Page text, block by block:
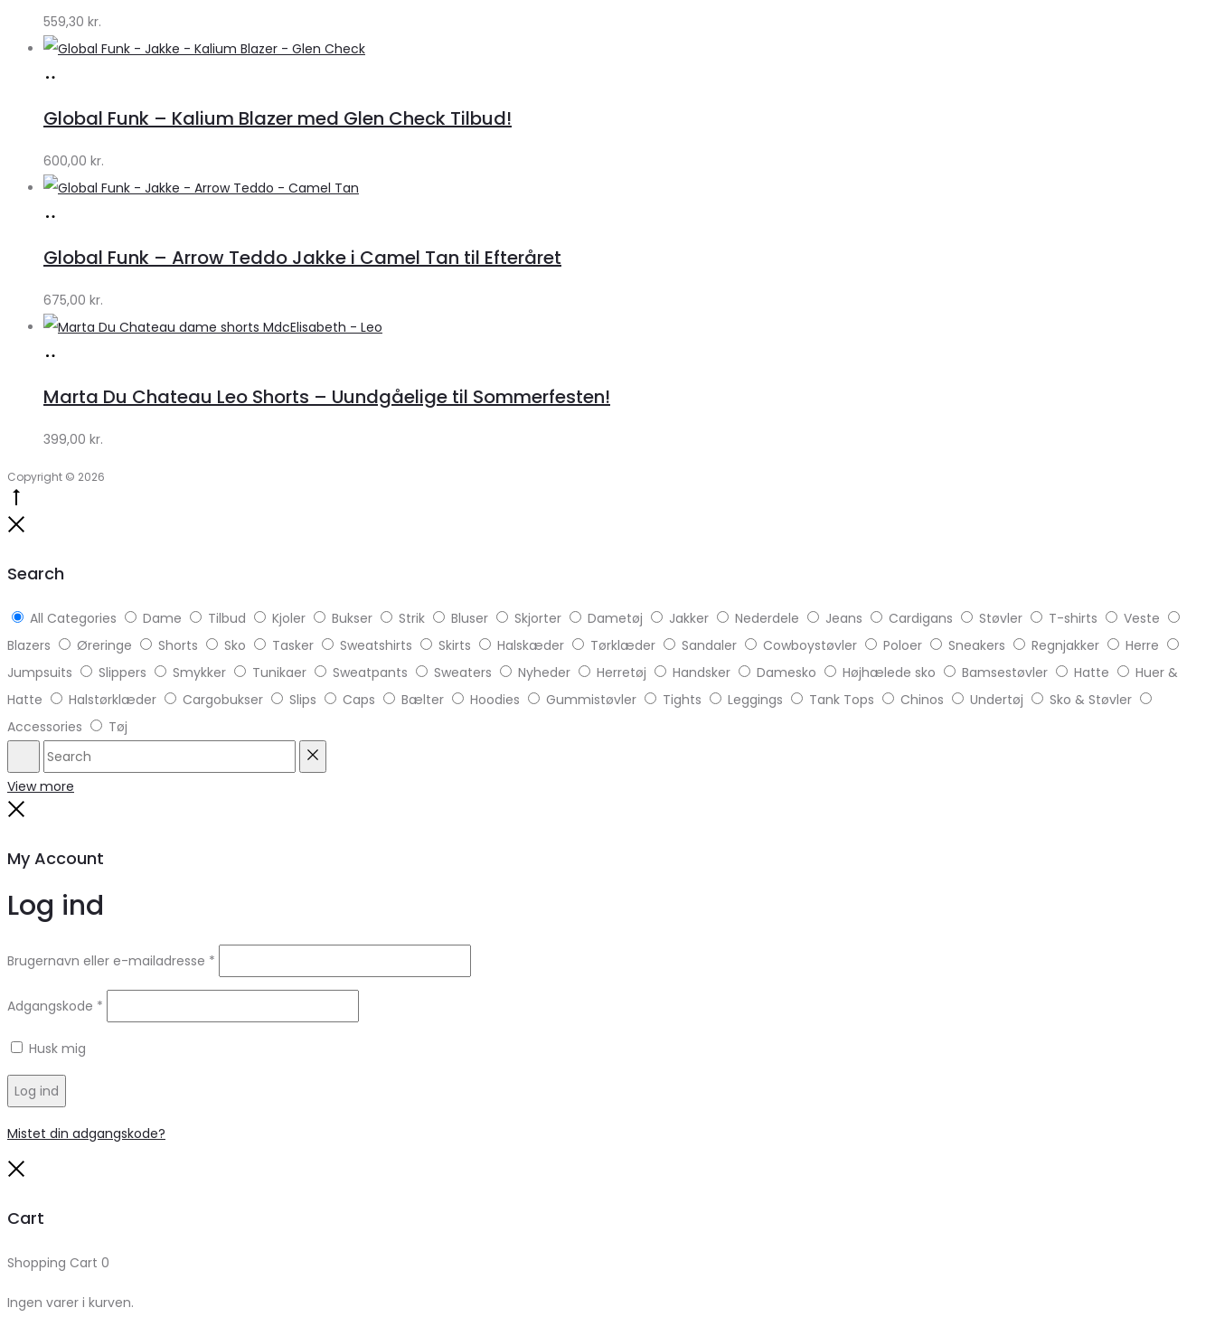
by
Lykke
559,30 kr.
Lykke
by
Lykke
Global Funk – Kalium Blazer med Glen Check Tilbud!
600,00 kr.
Lykke
by
Lykke
Global Funk – Arrow Teddo Jakke i Camel Tan til Efteråret
675,00 kr.
Klædeskabet.dk
Marta Du Chateau Leo Shorts – Uundgåelige til Sommerfesten!
399,00 kr.
Copyright © 2026
Search
All Categories Dame Tilbud Kjoler Bukser Strik Bluser Skjorter Dametøj Jakker Nederdele Jeans Cardigans Støvler T-shirts
Veste
Blazers
Øreringe Shorts Sko Tasker Sweatshirts Skirts Halskæder Tørklæder Sandaler Cowboystøvler Poloer Sneakers Regnjakker
Herre
Jumpsuits
Slippers Smykker Tunikaer Sweatpants Sweaters Nyheder Herretøj Handsker Damesko Højhælede sko Bamsestøvler Hatte
Huer &
Hatte
Halstørklæder Cargobukser Slips Caps Bælter Hoodies Gummistøvler Tights Leggings Tank Tops Chinos Undertøj
Sko & Støvler
Accessories
Tøj
Search
View more
My Account
Log ind
Brugernavn eller e-mailadresse *
Adgangskode *
Husk mig
Log ind
Mistet din adgangskode?
Cart
Shopping Cart 0
Ingen varer i kurven.